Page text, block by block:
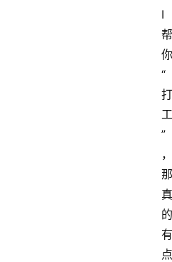
I
帮
你
“
打
工
”
，
那
真
的
有
点